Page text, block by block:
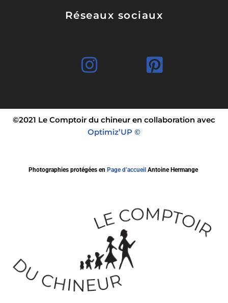
Réseaux sociaux
©2021 Le Comptoir du chineur en collaboration avec
Optimiz’UP ©
Photographies protégées en Page d’accueil Antoine Hermange